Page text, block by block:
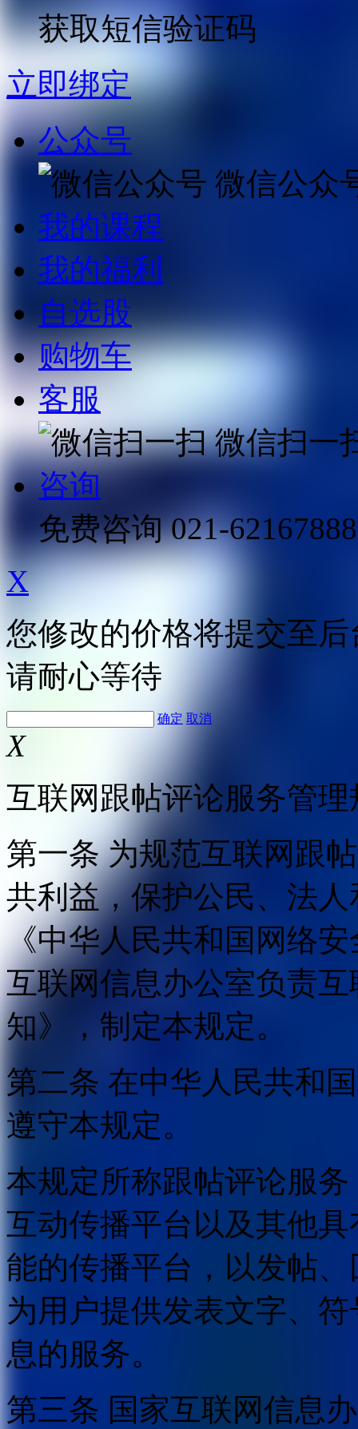
获取短信验证码
立即绑定
公众号
微信公众
我的课程
我的福利
自选股
购物车
客服
微信扫一
咨询
免费咨询 021-62167888
X
您修改的价格将提交至
请耐心等待
确定 取消
X
互联网跟帖评论服务管理
第一条 为规范互联网跟
共利益，保护公民、法
《中华人民共和国网络
互联网信息办公室负责
知》，制定本规定。
第二条 在中华人民共和
遵守本规定。
本规定所称跟帖评论服
互动传播平台以及其他
能的传播平台，以发帖
为用户提供发表文字、
息的服务。
第三条 国家互联网信息